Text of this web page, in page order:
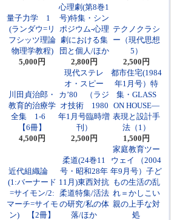
量子力学 1
(ランダウ=リ
フシッツ理論
物理学教程)
5,000円
心理劇(第8巻1
号)特集・シン
ポジウム-心理
劇における集
団と個人/ほか
2,800円
テクノクラシ
ー（現代思想
5）
2,500円
川田貞治郎・
教育的治療学
全集 1-6
【6冊】
4,500円
現代ステレ
オ・スピー
カ’80 （ラジ
オ技術 1980
年1月号臨時増
刊）
2,500円
都市住宅(1984
年1月号）特
集・GLASS
ON HOUSE―
表現と設計手
法（1）
1,500円
近代組織論
(1:バーナード
=サイモン/2:
マーチ=サイモ
ン) 【2冊】
柔道(24巻11
号・昭和28年
11月)東西対抗
柔道特集/活法
の研究/私の体
落/ほか
家庭教育ツー
ウェイ （2004
年9月号）子ど
もの生活の乱
れ＝かしこい
親の上手な対
処